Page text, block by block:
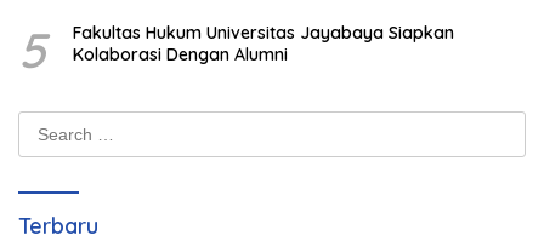
5
Fakultas Hukum Universitas Jayabaya Siapkan
Kolaborasi Dengan Alumni
Search
for:
Terbaru